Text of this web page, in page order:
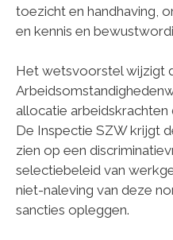
toezicht en handhaving,
en kennis en
Het wetsvoorstel wijzigt
allocatie arbeidskrachten
De Inspectie SZW krijgt
zien op een
selectiebeleid van
niet-naleving van deze
sancties opleggen.